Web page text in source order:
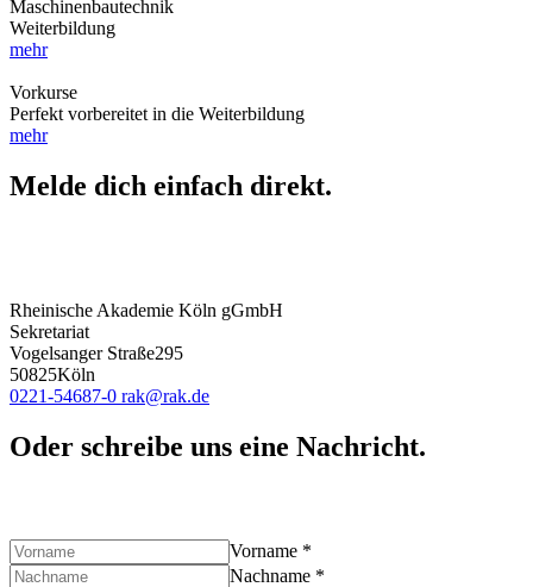
Maschinenbautechnik
Weiterbildung
mehr
Vorkurse
Perfekt vorbereitet in die Weiterbildung
mehr
Melde dich einfach direkt.
Rheinische Akademie Köln gGmbH
Sekretariat
Vogelsanger Straße295
50825Köln
0221-54687-0 rak@rak.de
Oder schreibe uns eine Nachricht.
Vorname *
Nachname *